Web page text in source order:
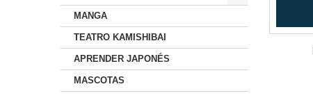
MANGA
TEATRO KAMISHIBAI
APRENDER JAPONÉS
MASCOTAS